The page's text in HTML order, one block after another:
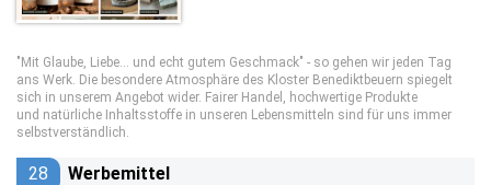
"Mit Glaube, Liebe... und echt gutem Geschmack" - so gehen wir jeden Tag
ans Werk. Die besondere Atmosphäre des Kloster Benediktbeuern spiegelt
sich in unserem Angebot wider. Fairer Handel, hochwertige Produkte
und natürliche Inhaltsstoffe in unseren Lebensmitteln sind für uns immer
selbstverständlich.
28 Werbemittel